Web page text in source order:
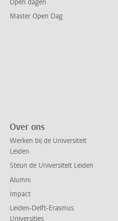
Open dagen
Master Open Dag
Over ons
Werken bij de Universiteit
Leiden
Steun de Universiteit Leiden
Alumni
Impact
Leiden-Delft-Erasmus
Universities